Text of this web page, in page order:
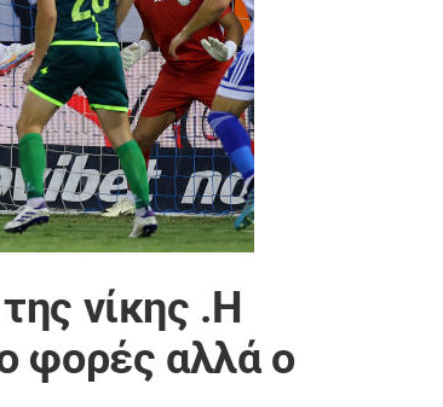
νίκης .Η
φορές αλλά ο